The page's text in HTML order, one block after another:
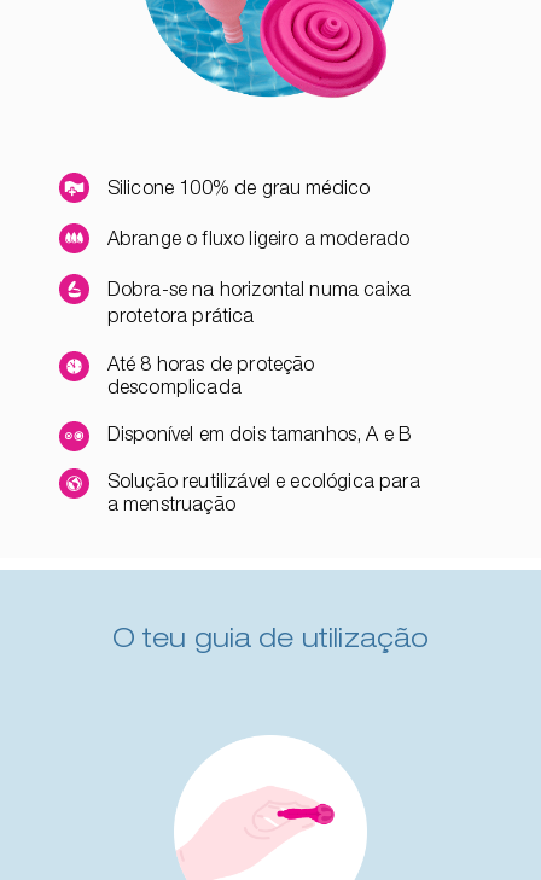
Silicone 100% de grau médico
Abrange o fluxo ligeiro a moderado
Dobra-se na horizontal numa caixa
protetora prática
Até 8 horas de proteção
descomplicada
Disponível em dois tamanhos, A e B
Solução reutilizável e ecológica para
a menstruação
O teu guia de utilização